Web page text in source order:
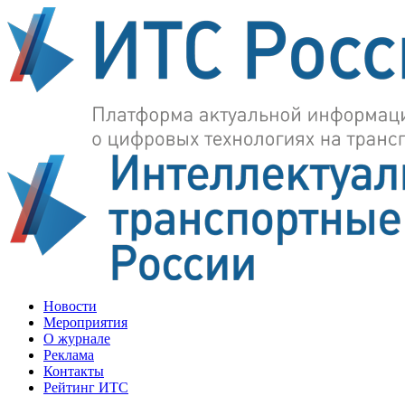
Новости
Мероприятия
О журнале
Реклама
Контакты
Рейтинг ИТС